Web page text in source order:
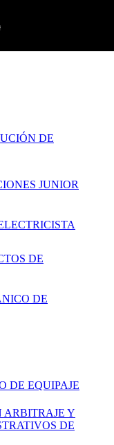
DE
JUNIOR
DE
DE
DE EQUIPAJE
ARBITRAJE Y
DE